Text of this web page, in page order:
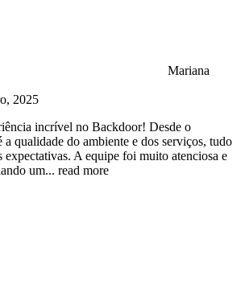
Mariana
2025
incrível no Backdoor! Desde o
a qualidade do ambiente e dos serviços, tudo
expectativas. A equipe foi muito atenciosa e
um... read more